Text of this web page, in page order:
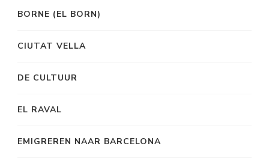
BORNE (EL BORN)
CIUTAT VELLA
DE CULTUUR
EL RAVAL
EMIGREREN NAAR BARCELONA